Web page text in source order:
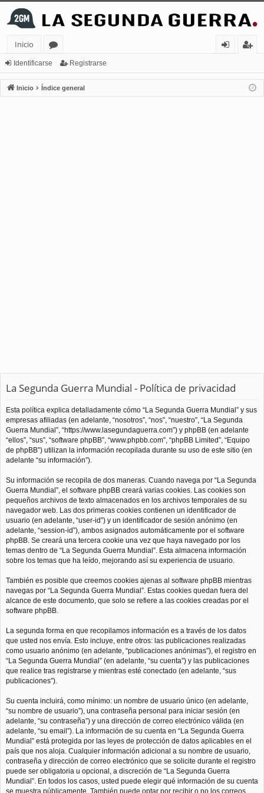
Inicio
or
os
nt
ifi
ist
ra
Identificarse Registrarse
Inicio Índice general
La Segunda Guerra Mundial - Política de privacidad
Esta política explica detalladamente cómo “La Segunda Guerra Mundial” y sus
empresas afiliadas (en adelante, “nosotros”, “nos”, “nuestro”, “La Segunda
Guerra Mundial”, “https://www.lasegundaguerra.com”) y phpBB (en adelante
“ellos”, “sus”, “software phpBB”, “www.phpbb.com”, “phpBB Limited”, “Equipo
de phpBB”) utilizan la información recopilada durante su uso de este sitio (en
adelante “su información”).
Su información se recopila de dos maneras. Cuando navega por “La Segunda
Guerra Mundial”, el software phpBB creará varias cookies. Las cookies son
pequeños archivos de texto almacenados en los archivos temporales de su
navegador web. Las dos primeras cookies contienen un identificador de
usuario (en adelante, “user-id”) y un identificador de sesión anónimo (en
adelante, “session-id”), ambos asignados automáticamente por el software
phpBB. Se creará una tercera cookie una vez que haya navegado por los
temas dentro de “La Segunda Guerra Mundial”. Esta almacena información
sobre los temas que ha leído, mejorando así su experiencia de usuario.
También es posible que creemos cookies ajenas al software phpBB mientras
navegas por “La Segunda Guerra Mundial”. Estas cookies quedan fuera del
alcance de este documento, que solo se refiere a las cookies creadas por el
software phpBB.
La segunda forma en que recopilamos información es a través de los datos
que usted nos envía. Esto incluye, entre otros: las publicaciones realizadas
como usuario anónimo (en adelante, “publicaciones anónimas”), el registro en
“La Segunda Guerra Mundial” (en adelante, “su cuenta”) y las publicaciones
que realice tras registrarse y mientras esté conectado (en adelante, “sus
publicaciones”).
Su cuenta incluirá, como mínimo: un nombre de usuario único (en adelante,
“su nombre de usuario”), una contraseña personal para iniciar sesión (en
adelante, “su contraseña”) y una dirección de correo electrónico válida (en
adelante, “su email”). La información de su cuenta en “La Segunda Guerra
Mundial” está protegida por las leyes de protección de datos aplicables en el
país que nos aloja. Cualquier información adicional a su nombre de usuario,
contraseña y dirección de correo electrónico que se solicite durante el registro
puede ser obligatoria u opcional, a discreción de “La Segunda Guerra
Mundial”. En todos los casos, usted puede elegir qué información de su cuenta
se muestra públicamente. También puede optar por recibir o no los correos